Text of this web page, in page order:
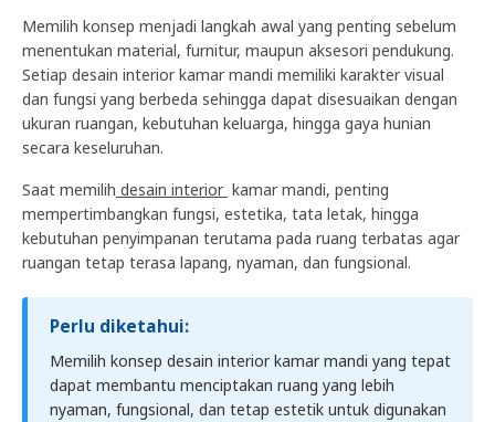
Memilih konsep menjadi langkah awal yang penting sebelum
menentukan material, furnitur, maupun aksesori pendukung.
Setiap desain interior kamar mandi memiliki karakter visual
dan fungsi yang berbeda sehingga dapat disesuaikan dengan
ukuran ruangan, kebutuhan keluarga, hingga gaya hunian
secara keseluruhan.
Saat memilih desain interior kamar mandi, penting
mempertimbangkan fungsi, estetika, tata letak, hingga
kebutuhan penyimpanan terutama pada ruang terbatas agar
ruangan tetap terasa lapang, nyaman, dan fungsional.
Perlu diketahui:
Memilih konsep desain interior kamar mandi yang tepat
dapat membantu menciptakan ruang yang lebih
nyaman, fungsional, dan tetap estetik untuk digunakan